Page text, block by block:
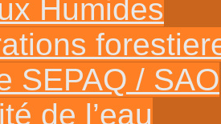
Humides
SEPAQ / SAO
de l’eau